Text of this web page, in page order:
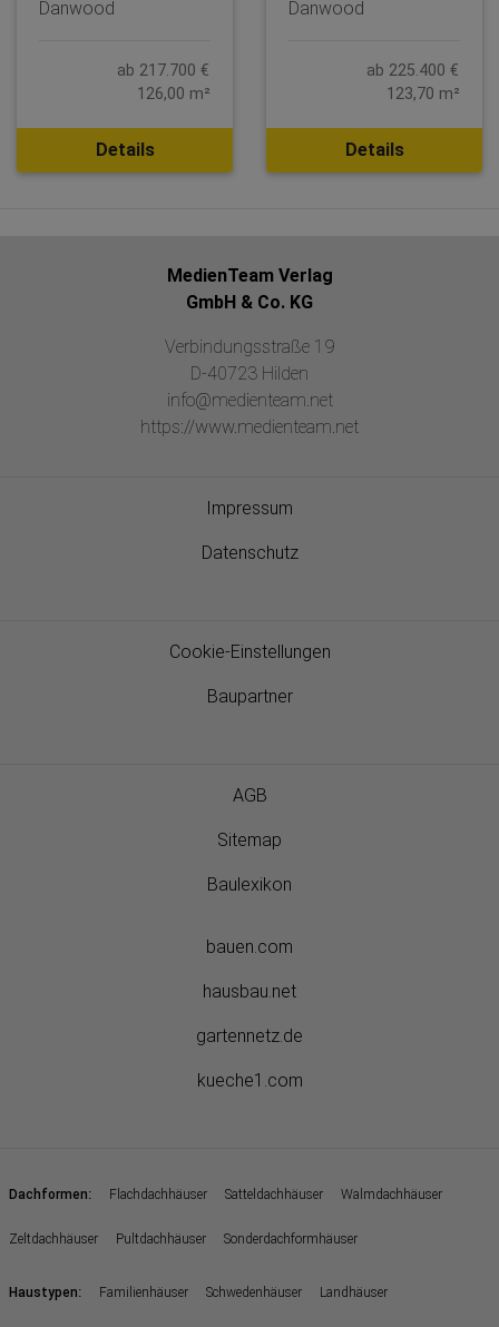
Danwood
ab 217.700 €
126,00 m²
Details
Danwood
ab 225.400 €
123,70 m²
Details
MedienTeam Verlag
GmbH & Co. KG
Verbindungsstraße 19
D-40723 Hilden
info@medienteam.net
https://www.medienteam.net
Impressum
Datenschutz
Cookie-Einstellungen
Baupartner
AGB
Sitemap
Baulexikon
bauen.com
hausbau.net
gartennetz.de
kueche1.com
Dachformen: Flachdachhäuser Satteldachhäuser Walmdachhäuser
Zeltdachhäuser Pultdachhäuser Sonderdachformhäuser
Haustypen: Familienhäuser Schwedenhäuser Landhäuser